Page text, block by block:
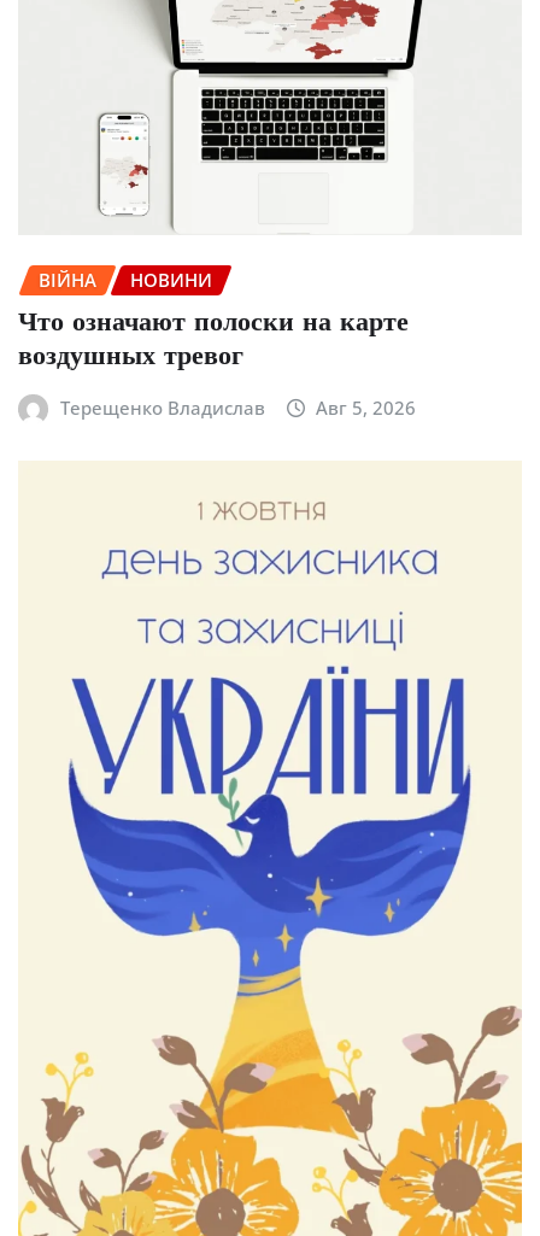
ВІЙНА НОВИНИ
Что означают полоски на карте
воздушных тревог
Терещенко Владислав Авг 5, 2026